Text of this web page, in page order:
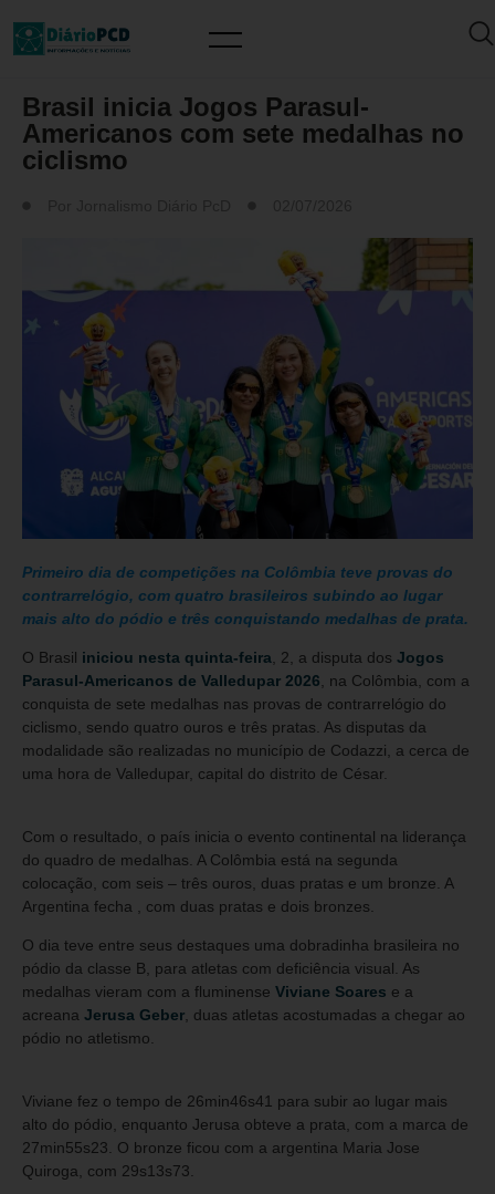
Brasil inicia Jogos Parasul-
Americanos com sete medalhas no
ciclismo
Primeiro dia de competições na Colômbia teve provas do
contrarrelógio, com quatro brasileiros subindo ao lugar
mais alto do pódio e três conquistando medalhas de prata.
O Brasil iniciou nesta quinta-feira, 2, a disputa dos Jogos
Parasul-Americanos de Valledupar 2026, na Colômbia, com a
conquista de sete medalhas nas provas de contrarrelógio do
ciclismo, sendo quatro ouros e três pratas. As disputas da
modalidade são realizadas no município de Codazzi, a cerca de
uma hora de Valledupar, capital do distrito de César.
Com o resultado, o país inicia o evento continental na liderança
do quadro de medalhas. A Colômbia está na segunda
colocação, com seis – três ouros, duas pratas e um bronze. A
Argentina fecha , com duas pratas e dois bronzes.
O dia teve entre seus destaques uma dobradinha brasileira no
pódio da classe B, para atletas com deficiência visual. As
medalhas vieram com a fluminense Viviane Soares e a
acreana Jerusa Geber , duas atletas acostumadas a chegar ao
pódio no atletismo.
Viviane fez o tempo de 26min46s41 para subir ao lugar mais
alto do pódio, enquanto Jerusa obteve a prata, com a marca de
27min55s23. O bronze ficou com a argentina Maria Jose
Quiroga, com 29s13s73.